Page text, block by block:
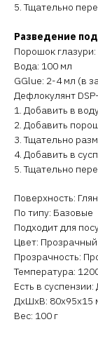
5. Тщательно
Разведение
Порошок глазури:
Вода: 100 мл
GGlue: 2-4 мл (в
Дефлокулянт
1. Добавить в
2. Добавить
3. Тщательно
4. Добавить в
5. Тщательно
Поверхность:
По типу: Базовые
Подходит для
Цвет: Прозрачный
Прозрачность:
Температура:
Есть в суспензии:
ДxШxВ: 80x95x15
Вес: 100 г